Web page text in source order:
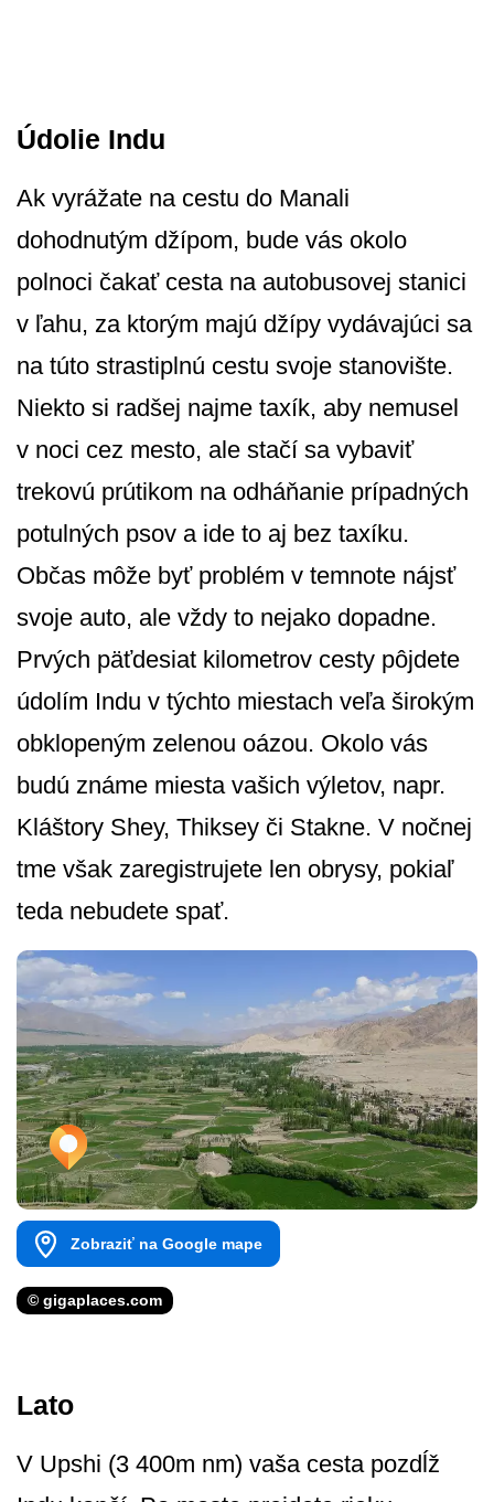
Údolie Indu
Ak vyrážate na cestu do Manali
dohodnutým džípom, bude vás okolo
polnoci čakať cesta na autobusovej stanici
v ľahu, za ktorým majú džípy vydávajúci sa
na túto strastiplnú cestu svoje stanovište.
Niekto si radšej najme taxík, aby nemusel
v noci cez mesto, ale stačí sa vybaviť
trekovú prútikom na odháňanie prípadných
potulných psov a ide to aj bez taxíku.
Občas môže byť problém v temnote nájsť
svoje auto, ale vždy to nejako dopadne.
Prvých päťdesiat kilometrov cesty pôjdete
údolím Indu v týchto miestach veľa širokým
obklopeným zelenou oázou. Okolo vás
budú známe miesta vašich výletov, napr.
Kláštory Shey, Thiksey či Stakne. V nočnej
tme však zaregistrujete len obrysy, pokiaľ
teda nebudete spať.
Zobraziť na Google mape
© gigaplaces.com
Lato
V Upshi (3 400m nm) vaša cesta pozdĺž